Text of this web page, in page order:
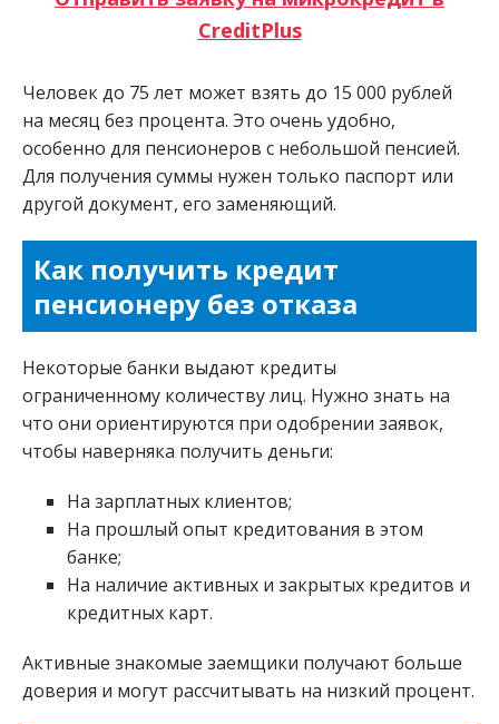
CreditPlus
Человек до 75 лет может взять до 15 000 рублей
на месяц без процента. Это очень удобно,
особенно для пенсионеров с небольшой пенсией.
Для получения суммы нужен только паспорт или
другой документ, его заменяющий.
Как получить кредит
пенсионеру без отказа
Некоторые банки выдают кредиты
ограниченному количеству лиц. Нужно знать на
что они ориентируются при одобрении заявок,
чтобы наверняка получить деньги:
На зарплатных клиентов;
На прошлый опыт кредитования в этом
банке;
На наличие активных и закрытых кредитов и
кредитных карт.
Активные знакомые заемщики получают больше
доверия и могут рассчитывать на низкий процент.